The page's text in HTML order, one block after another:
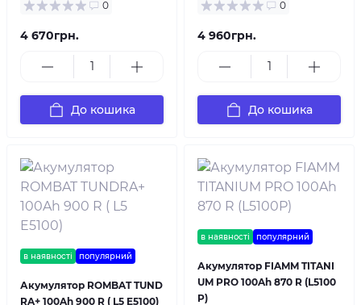
0
4 670грн.
До кошика
0
4 960грн.
До кошика
в наявності популярний
Акумулятор ROMBAT TUND
RA+ 100Ah 900 R ( L5 E5100)
в наявності популярний
Акумулятор FIAMM TITANI
UM PRO 100Ah 870 R (L5100
P)